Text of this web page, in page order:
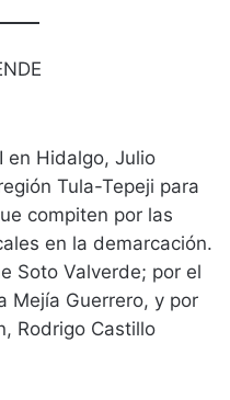
en Hidalgo, Julio
Tula-Tepeji para
compiten por las
en la demarcación.
Soto Valverde; por el
Mejía Guerrero, y por
Rodrigo Castillo